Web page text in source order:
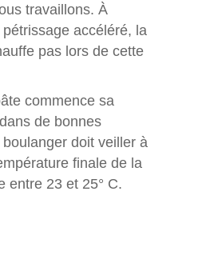
travaillons. À
pétrissage accéléré, la
pas lors de cette
commence sa
de bonnes
doit veiller à
finale de la
entre 23 et 25° C.